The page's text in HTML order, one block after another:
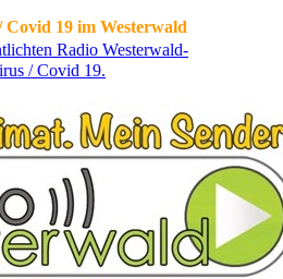
19 im Westerwald
Radio Westerwald-
/ Covid 19.